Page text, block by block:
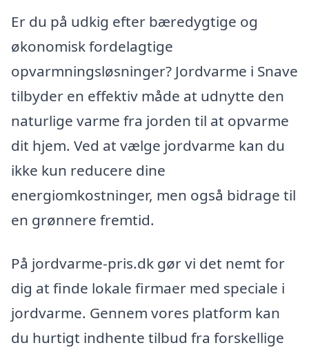
Er du på udkig efter bæredygtige og
økonomisk fordelagtige
opvarmningsløsninger? Jordvarme i Snave
tilbyder en effektiv måde at udnytte den
naturlige varme fra jorden til at opvarme
dit hjem. Ved at vælge jordvarme kan du
ikke kun reducere dine
energiomkostninger, men også bidrage til
en grønnere fremtid.
På jordvarme-pris.dk gør vi det nemt for
dig at finde lokale firmaer med speciale i
jordvarme. Gennem vores platform kan
du hurtigt indhente tilbud fra forskellige